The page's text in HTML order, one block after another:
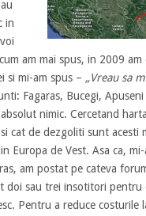
in
am mai spus, in 2009 am
si mi-am spus – „Vreau sa
Fagaras, Bucegi,
nimic. Cercetand
cat de dezgoliti sunt acesti
Europa de Vest. Asa ca,
am postat pe cateva
doi sau trei insotitori pentru
Pentru a reduce costurile